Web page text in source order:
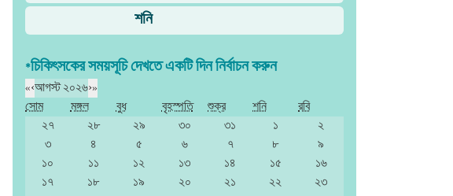
শনি
*চিকিৎসকের সময়সূচি দেখতে একটি দিন নির্বাচন করুন
«‹আগস্ট ২০২৬›»
সোম
মঙ্গল বুধ বৃহস্পতি শুক্র শনি
রবি
২৭
২৮ ২৯ ৩০ ৩১ ১
২
৩
৪ ৫ ৬ ৭ ৮
৯
১০
১১ ১২ ১৩ ১৪ ১৫
১৬
১৭
১৮ ১৯ ২০ ২১ ২২
২৩